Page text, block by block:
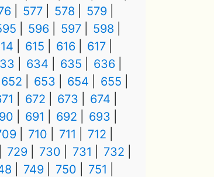
577 578
579
596 597
598
615 616
617
634 635
636
652 653 654
655
672 673
674
691 692
693
710 711
712
729 730 731
732
749 750
751